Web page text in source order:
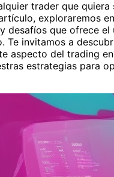
trader que
exploraremos
desafíos que ofrece el
Te invitamos a
aspecto del trading
estrategias para